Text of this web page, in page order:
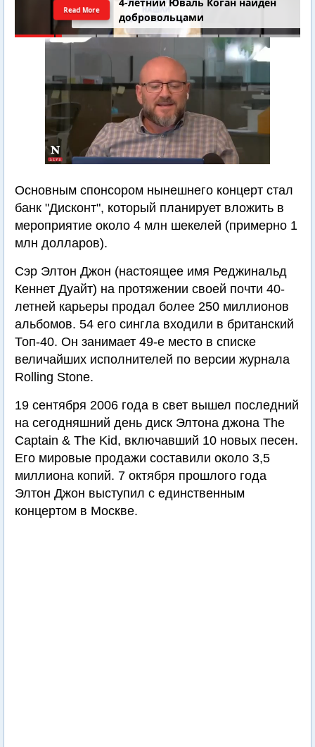
4-летний Юваль Коган найден
добровольцами
Read More
Основным спонсором нынешнего концерт стал
банк "Дисконт", который планирует вложить в
мероприятие около 4 млн шекелей (примерно 1
млн долларов).
Сэр Элтон Джон (настоящее имя Реджинальд
Кеннет Дуайт) на протяжении своей почти 40-
летней карьеры продал более 250 миллионов
альбомов. 54 его сингла входили в британский
Топ-40. Он занимает 49-е место в списке
величайших исполнителей по версии журнала
Rolling Stone.
19 сентября 2006 года в свет вышел последний
на сегодняшний день диск Элтона джона The
Captain & The Kid, включавший 10 новых песен.
Его мировые продажи составили около 3,5
миллиона копий. 7 октября прошлого года
Элтон Джон выступил с единственным
концертом в Москве.